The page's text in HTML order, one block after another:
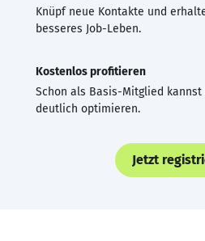
Knüpf neue Kontakte und
besseres Job-Leben.
Kostenlos profitieren
Schon als Basis-Mitglied kannst
deutlich optimieren.
Jetzt